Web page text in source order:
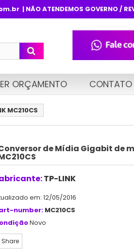
| NÃO ATENDEMOS GOVERNO /
ORÇAMENTO CONTATO
MC210CS
de Mídia Gigabit de
TP-LINK
em: 12/05/2016
number: MC210CS
Novo
Share